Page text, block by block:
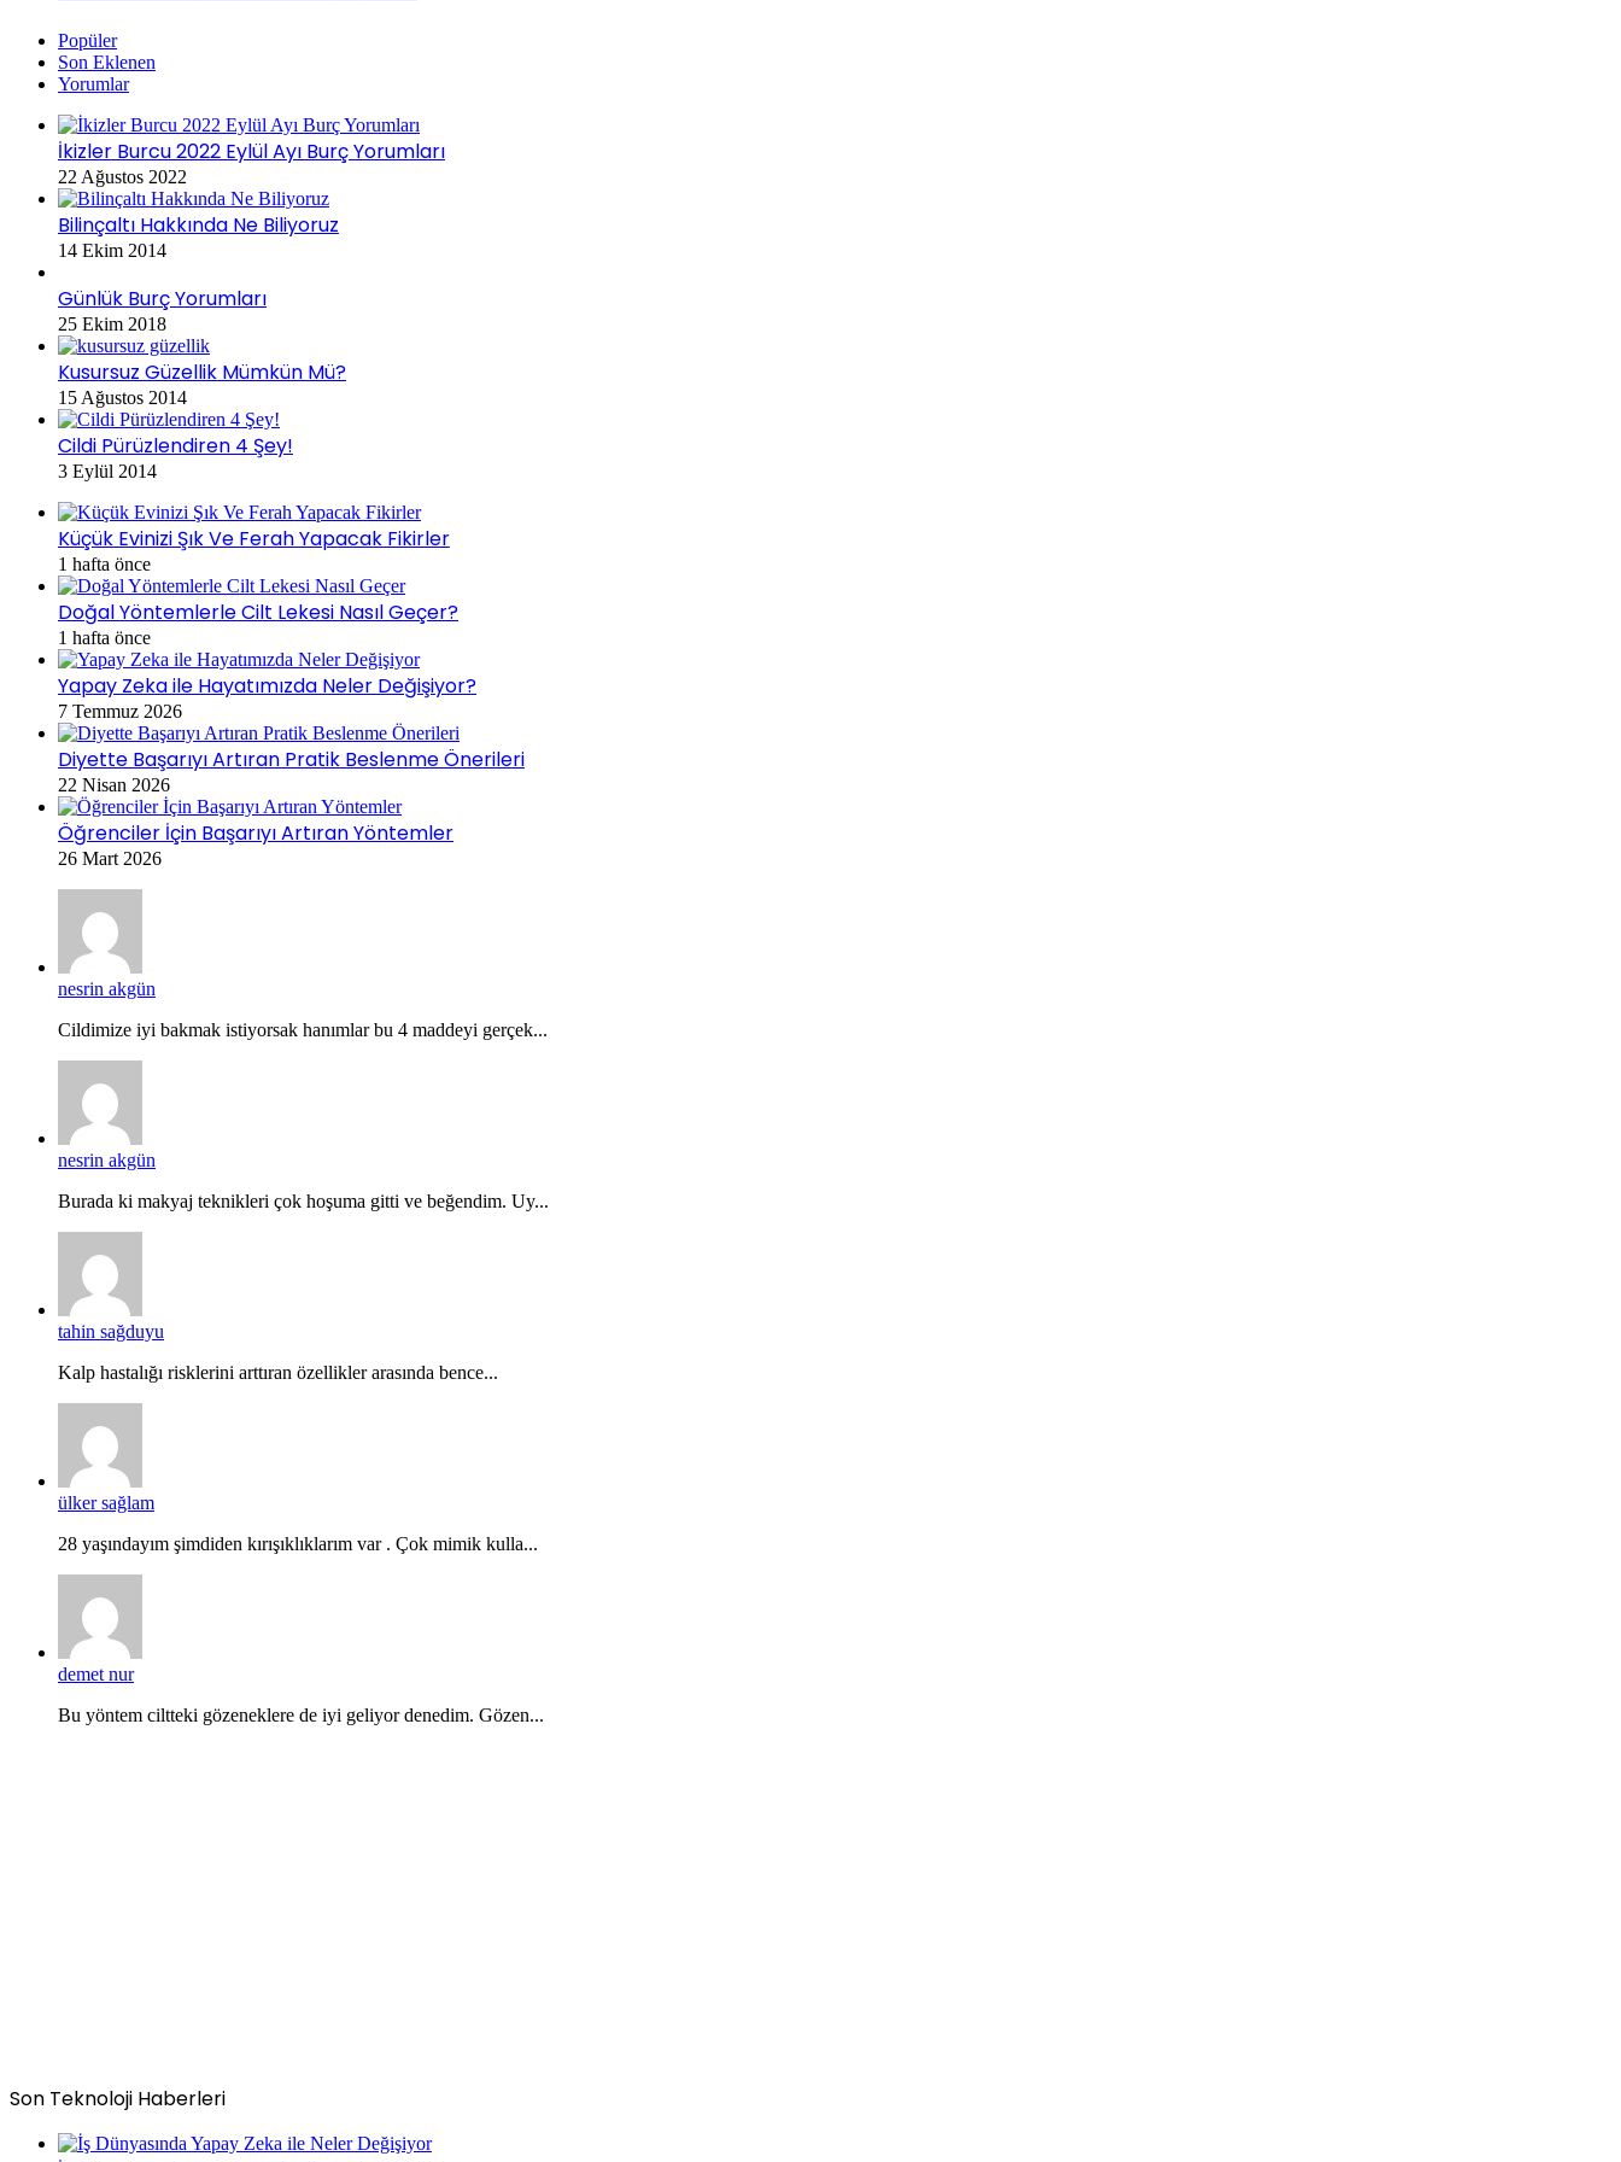
Popüler
Son Eklenen
Yorumlar
İkizler Burcu 2022 Eylül Ayı Burç Yorumları
22 Ağustos 2022
Bilinçaltı Hakkında Ne Biliyoruz
14 Ekim 2014
Günlük Burç Yorumları
25 Ekim 2018
Kusursuz Güzellik Mümkün Mü?
15 Ağustos 2014
Cildi Pürüzlendiren 4 Şey!
3 Eylül 2014
Küçük Evinizi Şık Ve Ferah Yapacak Fikirler
1 hafta önce
Doğal Yöntemlerle Cilt Lekesi Nasıl Geçer?
1 hafta önce
Yapay Zeka ile Hayatımızda Neler Değişiyor?
7 Temmuz 2026
Diyette Başarıyı Artıran Pratik Beslenme Önerileri
22 Nisan 2026
Öğrenciler İçin Başarıyı Artıran Yöntemler
26 Mart 2026
nesrin akgün
Cildimize iyi bakmak istiyorsak hanımlar bu 4 maddeyi gerçek...
nesrin akgün
Burada ki makyaj teknikleri çok hoşuma gitti ve beğendim. Uy...
tahin sağduyu
Kalp hastalığı risklerini arttıran özellikler arasında bence...
ülker sağlam
28 yaşındayım şimdiden kırışıklıklarım var . Çok mimik kulla...
demet nur
Bu yöntem ciltteki gözeneklere de iyi geliyor denedim. Gözen...
Son Teknoloji Haberleri